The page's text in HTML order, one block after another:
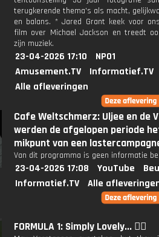
terugkerende thema's als macht,
en balans. * Jared Grant keek voor
film over Michael Jackson en treedt
zijn muziek.
23-04-2026 17:10
NPO1
Amusement.TV
Informatief.TV
Alle afleveringen
Cafe Weltschmerz: Uljee en de
werden de afgelopen periode
mikpunt van een
Van dit programma is geen informatie
23-04-2026 17:08 YouTube
Informatief.TV
Alle
FORMULA 1: Simply Lovely... 😮‍💨